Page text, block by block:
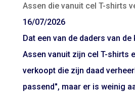
Assen die vanuit cel T-shirts
16/07/2026
Dat een van de daders van
Assen vanuit zijn cel T-shirts
verkoopt die zijn daad
passend", maar er is weinig